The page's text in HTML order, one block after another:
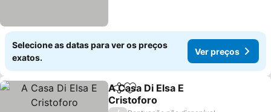
Selecione as datas para ver os preços
exatos.
Ver preços
PartilharAdicionar aos favoritos
A Casa Di Elsa E
Cristoforo